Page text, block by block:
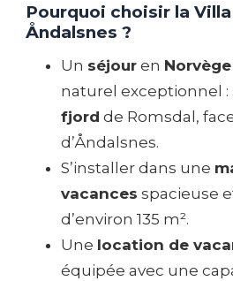
Pourquoi choisir la
Åndalsnes ?
Un séjour en Norvège
naturel exceptionnel :
fjord de Romsdal,
d’Åndalsnes.
S’installer dans une
vacances spacieuse
d’environ 135 m².
Une location de
équipée avec une